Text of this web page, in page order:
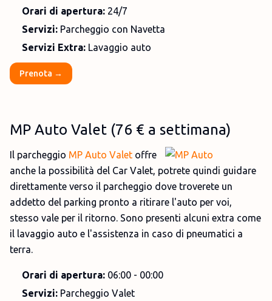
Orari di apertura: 24/7
Servizi: Parcheggio con Navetta
Servizi Extra: Lavaggio auto
Prenota →
MP Auto Valet (76 € a settimana)
Il parcheggio MP Auto Valet offre
anche la possibilità del Car Valet, potrete quindi guidare
direttamente verso il parcheggio dove troverete un
addetto del parking pronto a ritirare l'auto per voi,
stesso vale per il ritorno. Sono presenti alcuni extra come
il lavaggio auto e l'assistenza in caso di pneumatici a
terra.
Orari di apertura: 06:00 - 00:00
Servizi: Parcheggio Valet